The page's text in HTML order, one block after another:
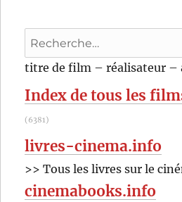
Leigh
Recherche
pour
titre de film – réalisateur –
Index de tous les
(6381)
livres-cinema.info
>> Tous les livres sur le
cinemabooks.info